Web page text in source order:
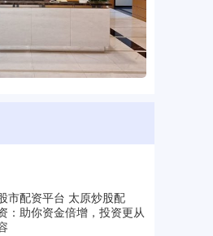
市配资平台 太原炒股配
：助你资金倍增，投资更从